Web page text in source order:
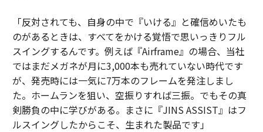
「反対されても、自身の中で『いける』と確信めいたも
のがあるときは、すべてをかける覚悟で思いっきりフル
スイングするんです。例えば『Airframe』の場合、当社
ではまだメガネが月に3,000本も売れていない時代です
が、発売時には一気に7万本のフレームを発注しまし
た。ホームランを狙い、空振りすれば三振。でもその真
剣勝負の中に学びがある。まさに『JINS ASSIST』はフ
ルスイングしたからこそ、生まれた製品です」